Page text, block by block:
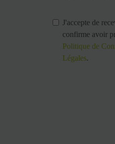
J'accepte de
confirme avoir
Politique de
Légales.